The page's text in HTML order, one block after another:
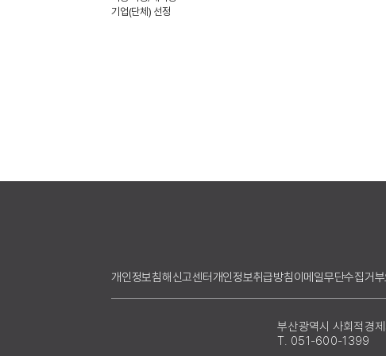
기업(단체) 선정
개인정보침해신고센터개인정보취급방침이메일무단수집거부
부산광역시 사회적경
T. 051-600-1399